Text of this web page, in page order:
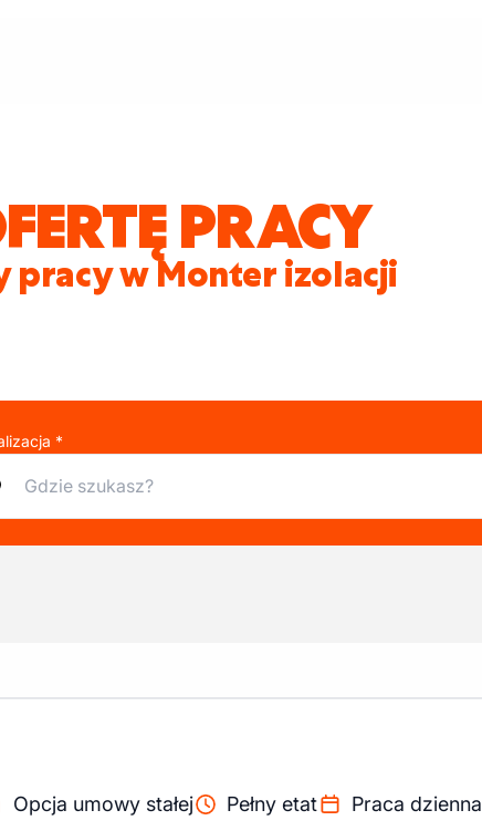
PRACY
pracy w Monter izolacji
*
Opcja umowy stałej Pełny etat Praca dzienna